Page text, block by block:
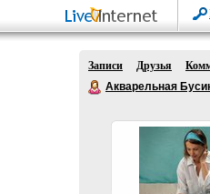
Записи Друзья
Акварельная